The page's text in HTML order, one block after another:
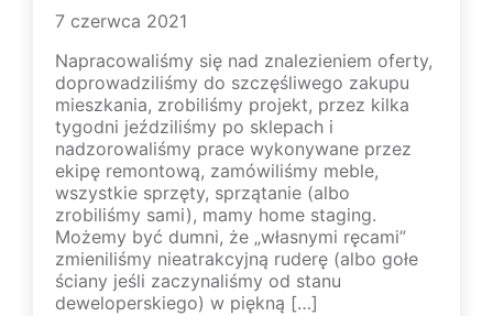
7 czerwca 2021
Napracowaliśmy się nad znalezieniem oferty,
doprowadziliśmy do szczęśliwego zakupu
mieszkania, zrobiliśmy projekt, przez kilka
tygodni jeździliśmy po sklepach i
nadzorowaliśmy prace wykonywane przez
ekipę remontową, zamówiliśmy meble,
wszystkie sprzęty, sprzątanie (albo
zrobiliśmy sami), mamy home staging.
Możemy być dumni, że „własnymi ręcami”
zmieniliśmy nieatrakcyjną ruderę (albo gołe
ściany jeśli zaczynaliśmy od stanu
deweloperskiego) w piękną […]